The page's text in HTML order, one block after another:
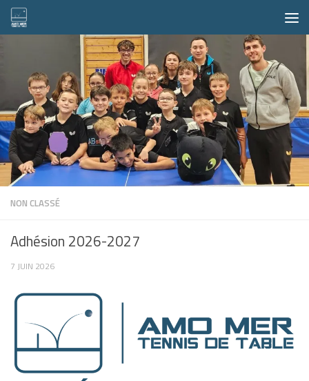
Skip to content
NON CLASSÉ
Adhésion 2026-2027
7 JUIN 2026